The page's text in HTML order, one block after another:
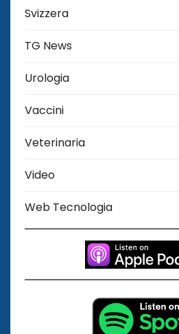
Svizzera
TG News
Urologia
Vaccini
Veterinaria
Video
Web Tecnologia